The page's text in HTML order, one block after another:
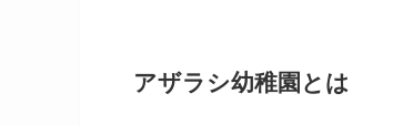
アザラシ幼稚園とは